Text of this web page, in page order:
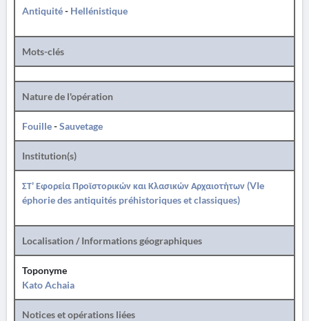
Antiquité- Hellénistique
Mots-clés
Nature de l'opération
Fouille-Sauvetage
Institution(s)
ΣΤ' Εφορεία Προϊστορικών και Κλασικών Αρχαιοτήτων (VIe
éphorie des antiquités préhistoriques et classiques)
Localisation / Informations géographiques
Toponyme
Kato Achaia
Notices et opérations liées